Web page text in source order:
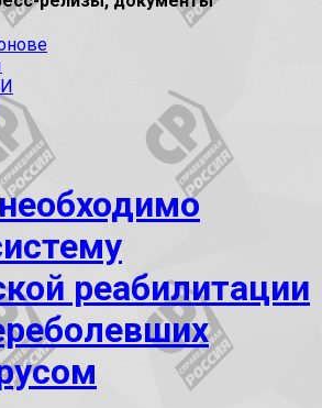
реабилитации